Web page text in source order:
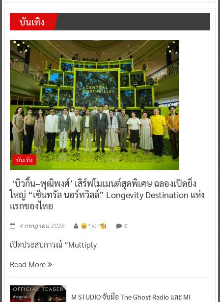
บันเทิง
บันเทิง
‘บิวกิ้น–พุฒิพงศ์’ เสิร์ฟโมเมนต์สุดพิเศษ ฉลองเปิดยิ่ง
ใหญ่ “เซ็นทรัล นอร์ทวิลล์” Longevity Destination แห่ง
แรกของไทย
4 กรกฎาคม 2026 ^ jo ^ 0
เปิดประสบการณ์ “Multiply
Read More
M STUDIO จับมือ The Ghost Radio และ MI